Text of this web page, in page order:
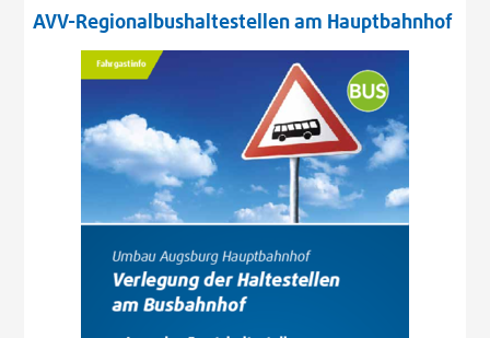
AVV-Regionalbushaltestellen am Hauptbahnhof